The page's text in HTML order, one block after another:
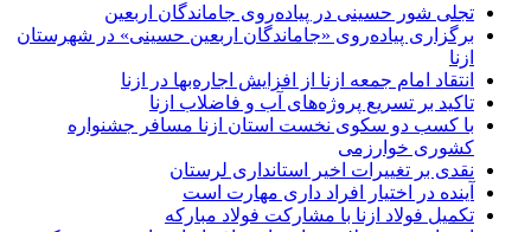
تجلی شور حسینی در پیاده‌روی جاماندگان اربعین
برگزاری پیاده‌روی «جاماندگان اربعین حسینی» در شهرستان
ازنا
انتقاد امام جمعه ازنا از افزایش اجاره‌بها در ازنا
تاکید بر تسریع پروژه‌های آب و فاضلاب ازنا
با کسب دو سکوی نخست استان ازنا مسافر جشنواره
کشوری خوارزمی
نقدی بر تغییرات اخیر استانداری لرستان
آینده در اختیار افراد داری مهارت است
تکمیل فولاد ازنا با مشارکت فولاد مبارکه